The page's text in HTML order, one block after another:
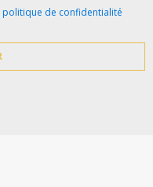
politique de confidentialité